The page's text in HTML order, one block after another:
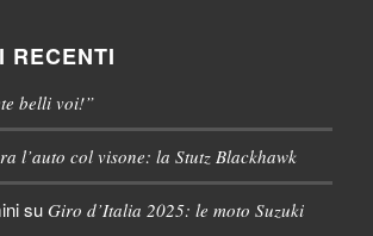
RECENTI
belli voi!”
l’auto col visone: la Stutz Blackhawk
su Giro d’Italia 2025: le moto Suzuki